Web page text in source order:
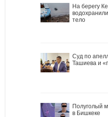
На берегу
тело
Cуд по
Ташиева и
Полуголый
в Бишкеке